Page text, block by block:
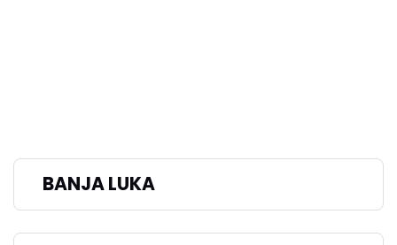
BANJA LUKA